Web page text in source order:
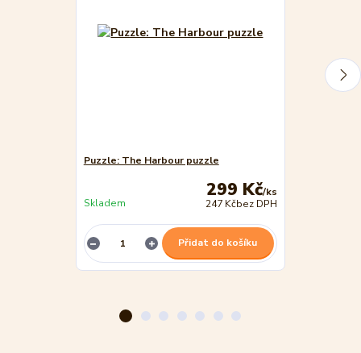
Puzzle: The Harbour puzzle
299 Kč/ks
247 Kčbez DPH
Skladem
Přidat do košíku